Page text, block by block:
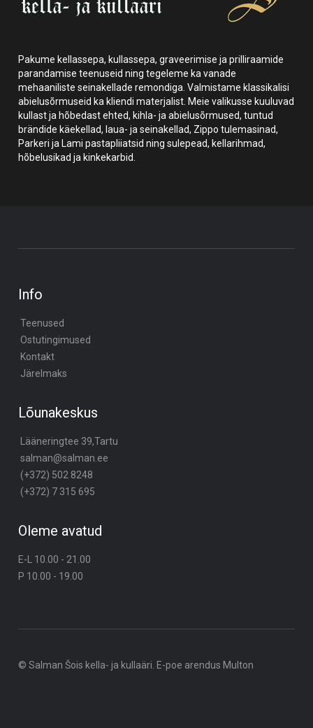
Pakume kellassepa, kullassepa, graveerimise ja prilliraamide
parandamise teenuseid ning tegeleme ka vanade
mehaaniliste seinakellade remondiga. Valmistame klassikalisi
abielusõrmuseid ka kliendi materjalist. Meie valikusse kuuluvad
kullast ja hõbedast ehted, kihla- ja abielusõrmused, tuntud
brändide käekellad, laua- ja seinakellad, Zippo tulemasinad,
Parkeri ja Lami pastapliiatsid ning sulepead, kellarihmad,
hõbelusikad ja kinkekarbid.
Info
Teenused
Ostutingimused
Kontakt
Järelmaks
Lõunakeskus
Lääneringtee 39,Tartu
salman@salman.ee
(+372) 502 8248
(+372) 7 315 695
Oleme avatud
E-L 10.00 - 21.00
P 10.00 - 19.00
© Salman Šois kella- ja kullaäri. E-poe arendus Multon